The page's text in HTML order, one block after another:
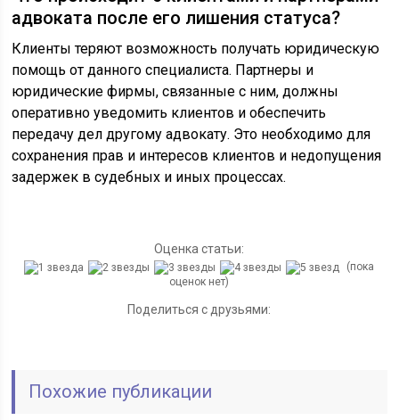
адвоката после его лишения статуса?
Клиенты теряют возможность получать юридическую
помощь от данного специалиста. Партнеры и
юридические фирмы, связанные с ним, должны
оперативно уведомить клиентов и обеспечить
передачу дел другому адвокату. Это необходимо для
сохранения прав и интересов клиентов и недопущения
задержек в судебных и иных процессах.
Оценка статьи:
(пока
оценок нет)
Поделиться с друзьями:
Похожие публикации